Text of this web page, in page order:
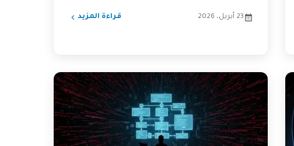
23 أبريل، 2026 قراءة المزيد